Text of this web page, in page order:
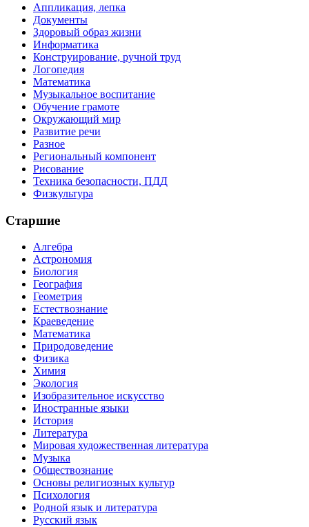
Аппликация, лепка
Документы
Здоровый образ жизни
Информатика
Конструирование, ручной труд
Логопедия
Математика
Музыкальное воспитание
Обучение грамоте
Окружающий мир
Развитие речи
Разное
Региональный компонент
Рисование
Техника безопасности, ПДД
Физкультура
Старшие
Алгебра
Астрономия
Биология
География
Геометрия
Естествознание
Краеведение
Математика
Природоведение
Физика
Химия
Экология
Изобразительное искусство
Иностранные языки
История
Литература
Мировая художественная литература
Музыка
Обществознание
Основы религиозных культур
Психология
Родной язык и литература
Русский язык